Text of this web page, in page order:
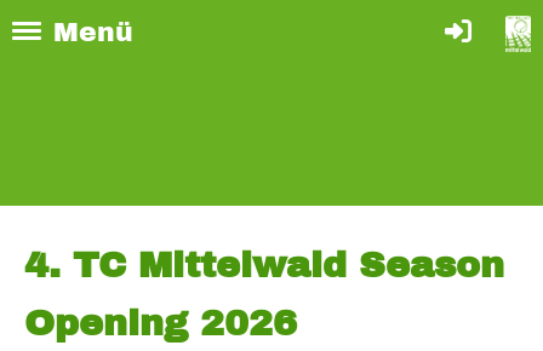
Menü
4. TC Mittelwald Season
Opening 2026